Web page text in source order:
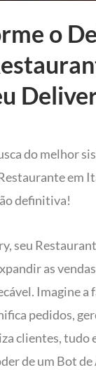
o
do melhor
em
definitiva!
seu
as
Imagine a
pedidos,
clientes, tudo
de um Bot